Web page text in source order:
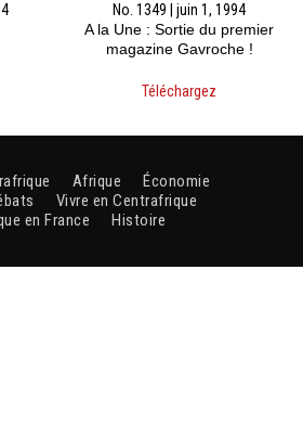
No. 1349 | juin 1, 1994
A la Une : Sortie du premier
magazine Gavroche !
Téléchargez
Afrique
Économie
Vivre en Centrafrique
en France
Histoire